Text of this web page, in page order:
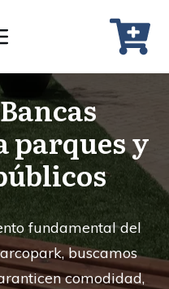
parques y
fundamental del
buscamos
comodidad,